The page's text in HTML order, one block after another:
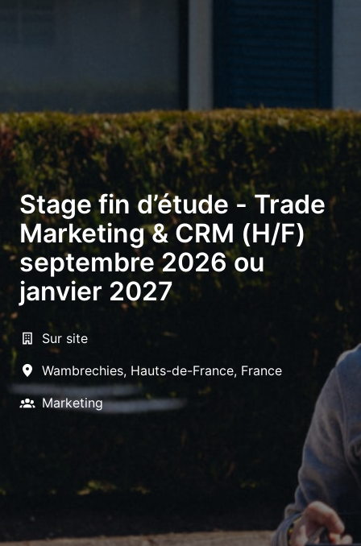
Stage fin d’étude - Trade
Marketing & CRM (H/F)
septembre 2026 ou
janvier 2027
Sur site
Wambrechies, Hauts-de-France, France
Marketing